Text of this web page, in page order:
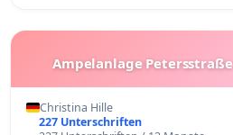
Ampelanlage
Christina Hille
227 Unterschriften